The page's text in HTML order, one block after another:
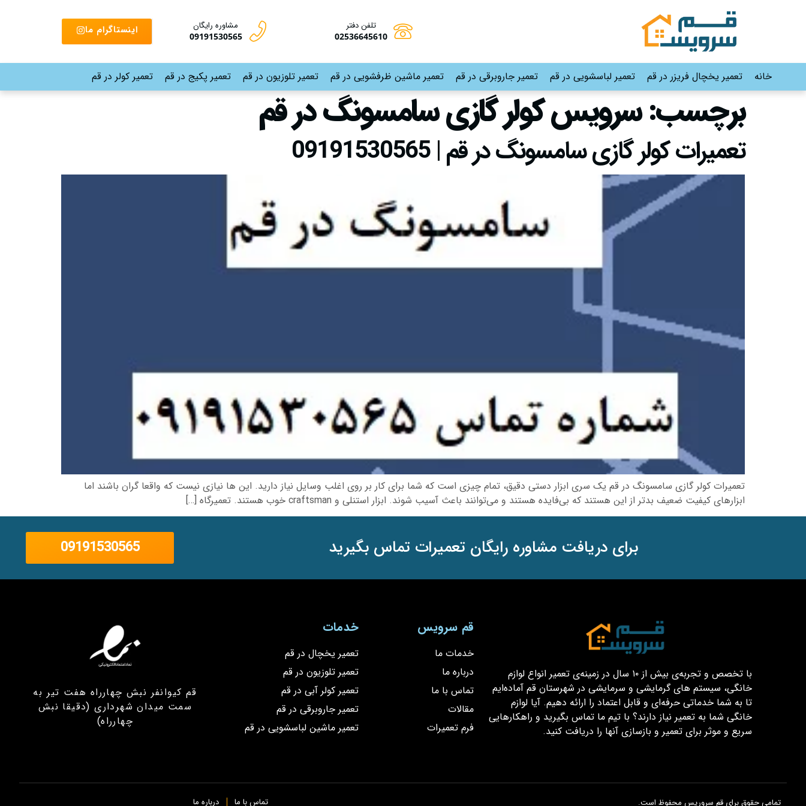
تلفن دفتر
02536645610
مشاوره رایگان
09191530565 اینستاگرام ما
خانه تعمیر یخچال فریزر در قم تعمیر لباسشویی در قم تعمیر جاروبرقی در قم تعمیر ماشین ظرفشویی در قم تعمیر تلوزیون در قم تعمیر پکیج در قم تعمیر کولر در قم
برچسب:سرویس کولر گازی سامسونگ در قم
تعمیرات کولر گازی سامسونگ در قم | 09191530565
تعمیرات کولر گازی سامسونگ در قم یک سری ابزار دستی دقیق، تمام چیزی است که شما برای کار بر روی اغلب وسایل نیاز دارید. این ها نیازی نیست که واقعا گران باشند اما
ابزارهای کیفیت ضعیف بدتر از این هستند که بی‌فایده هستند و می‌توانند باعث آسیب شوند. ابزار استنلی و craftsman خوب هستند. تعمیرگاه […]
برای دریافت مشاوره رایگان تعمیرات تماس بگیرید 09191530565
با تخصص و تجربه‌ی بیش از ۱۰ سال در زمینه‌ی تعمیر انواع لوازم
خانگی، سیستم های گرمایشی و سرمایشی در شهرستان قم آماده‌ایم
تا به شما خدماتی حرفه‌ای و قابل اعتماد را ارائه دهیم. آیا لوازم
خانگی شما به تعمیر نیاز دارند؟ با تیم ما تماس بگیرید و راهکارهایی
سریع و موثر برای تعمیر و بازسازی آنها را دریافت کنید.
قم سرویس
خدمات ما
درباره ما
تماس با ما
مقالات
فرم تعمیرات
خدمات
تعمیر یخچال در قم
تعمیر تلوزیون در قم
تعمیر کولر آبی در قم
تعمیر جاروبرقی در قم
تعمیر ماشین لباسشویی در قم
قم کیوانفر نبش چهارراه هفت تیر به
سمت میدان شهرداری (دقیقا نبش
چهارراه)
تمامی حقوق برای قم سروریس محفوظ است. تماس با ما درباره ما